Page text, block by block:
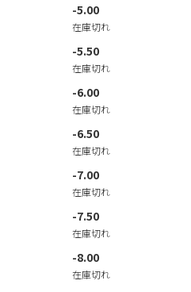
-5.00
在庫切れ
-5.50
在庫切れ
-6.00
在庫切れ
-6.50
在庫切れ
-7.00
在庫切れ
-7.50
在庫切れ
-8.00
在庫切れ